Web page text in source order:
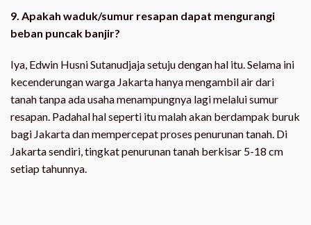
9. Apakah waduk/sumur resapan dapat mengurangi
beban puncak banjir?
Iya, Edwin Husni Sutanudjaja setuju dengan hal itu. Selama ini
kecenderungan warga Jakarta hanya mengambil air dari
tanah tanpa ada usaha menampungnya lagi melalui sumur
resapan. Padahal hal seperti itu malah akan berdampak buruk
bagi Jakarta dan mempercepat proses penurunan tanah. Di
Jakarta sendiri, tingkat penurunan tanah berkisar 5-18 cm
setiap tahunnya.